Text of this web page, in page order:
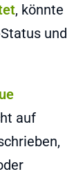
, könnte
und
auf